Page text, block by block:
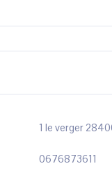
1 le verger
0676873611